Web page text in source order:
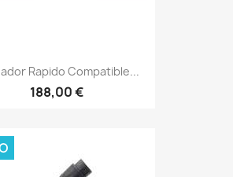
Rapido Compatible...
188,00 €